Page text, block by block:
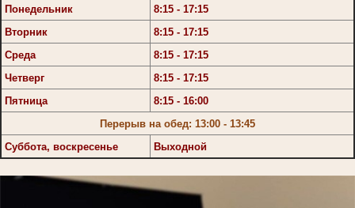
Понедельник
8:15 - 17:15
Вторник
8:15 - 17:15
Среда
8:15 - 17:15
Четверг
8:15 - 17:15
Пятница
8:15 - 16:00
Перерыв на обед: 13:00 - 13:45
Суббота, воскресенье
Выходной